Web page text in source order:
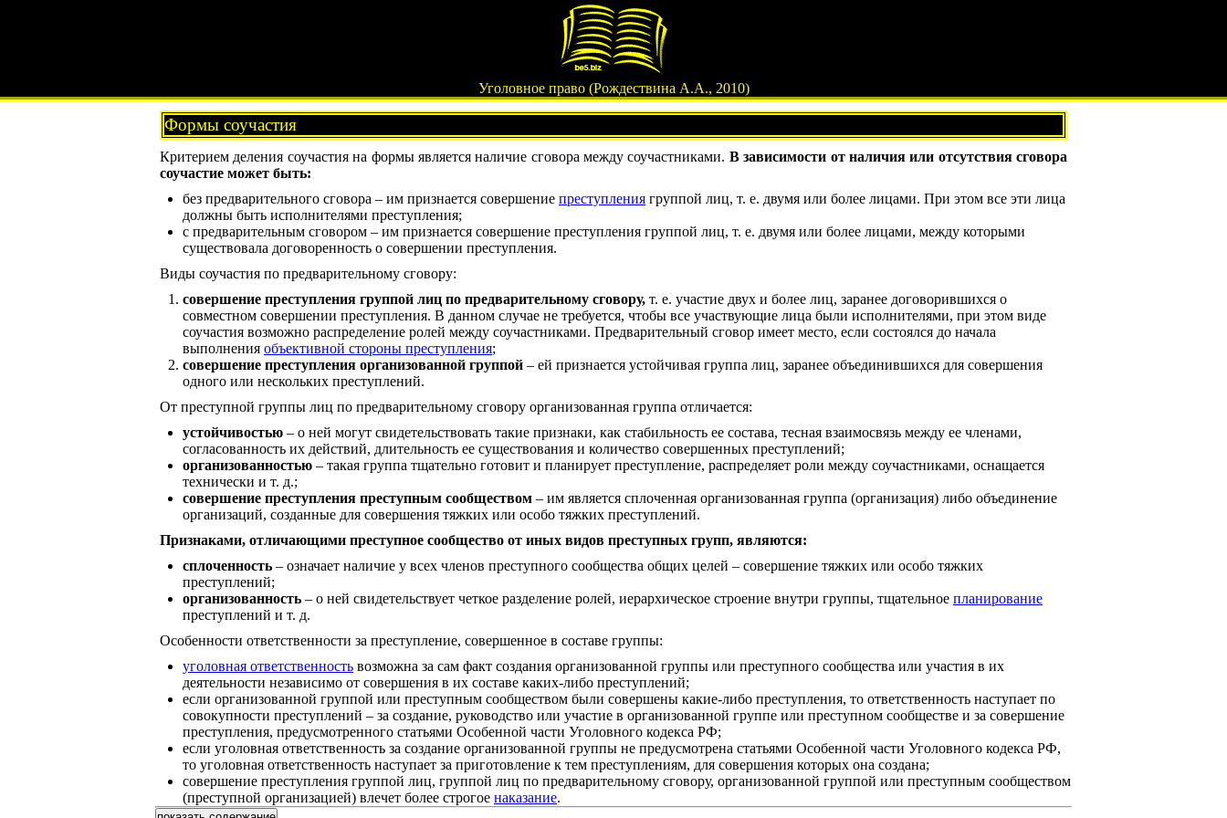
Уголовное право (Рождествина А.А., 2010)
Формы соучастия
Критерием деления соучастия на формы является наличие сговора между соучастниками. В зависимости от наличия или отсутствия сговора
соучастие может быть:
без предварительного сговора – им признается совершение преступления группой лиц, т. е. двумя или более лицами. При этом все эти лица
должны быть исполнителями преступления;
с предварительным сговором – им признается совершение преступления группой лиц, т. е. двумя или более лицами, между которыми
существовала договоренность о совершении преступления.
Виды соучастия по предварительному сговору:
совершение преступления группой лиц по предварительному сговору, т. е. участие двух и более лиц, заранее договорившихся о
совместном совершении преступления. В данном случае не требуется, чтобы все участвующие лица были исполнителями, при этом виде
соучастия возможно распределение ролей между соучастниками. Предварительный сговор имеет место, если состоялся до начала
выполнения объективной стороны преступления;
совершение преступления организованной группой – ей признается устойчивая группа лиц, заранее объединившихся для совершения
одного или нескольких преступлений.
От преступной группы лиц по предварительному сговору организованная группа отличается:
устойчивостью – о ней могут свидетельствовать такие признаки, как стабильность ее состава, тесная взаимосвязь между ее членами,
согласованность их действий, длительность ее существования и количество совершенных преступлений;
организованностью – такая группа тщательно готовит и планирует преступление, распределяет роли между соучастниками, оснащается
технически и т. д.;
совершение преступления преступным сообществом – им является сплоченная организованная группа (организация) либо объединение
организаций, созданные для совершения тяжких или особо тяжких преступлений.
Признаками, отличающими преступное сообщество от иных видов преступных групп, являются:
сплоченность – означает наличие у всех членов преступного сообщества общих целей – совершение тяжких или особо тяжких
преступлений;
организованность – о ней свидетельствует четкое разделение ролей, иерархическое строение внутри группы, тщательное планирование
преступлений и т. д.
Особенности ответственности за преступление, совершенное в составе группы:
уголовная ответственность возможна за сам факт создания организованной группы или преступного сообщества или участия в их
деятельности независимо от совершения в их составе каких-либо преступлений;
если организованной группой или преступным сообществом были совершены какие-либо преступления, то ответственность наступает по
совокупности преступлений – за создание, руководство или участие в организованной группе или преступном сообществе и за совершение
преступления, предусмотренного статьями Особенной части Уголовного кодекса РФ;
если уголовная ответственность за создание организованной группы не предусмотрена статьями Особенной части Уголовного кодекса РФ,
то уголовная ответственность наступает за приготовление к тем преступлениям, для совершения которых она создана;
совершение преступления группой лиц, группой лиц по предварительному сговору, организованной группой или преступным сообществом
(преступной организацией) влечет более строгое наказание.